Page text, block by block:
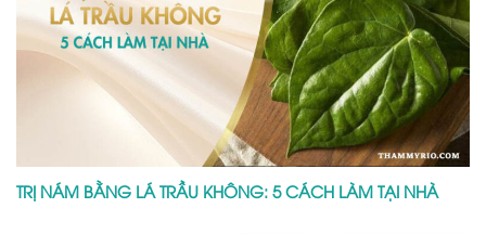
TRỊ NÁM BẰNG LÁ TRẦU KHÔNG: 5 CÁCH LÀM TẠI NHÀ